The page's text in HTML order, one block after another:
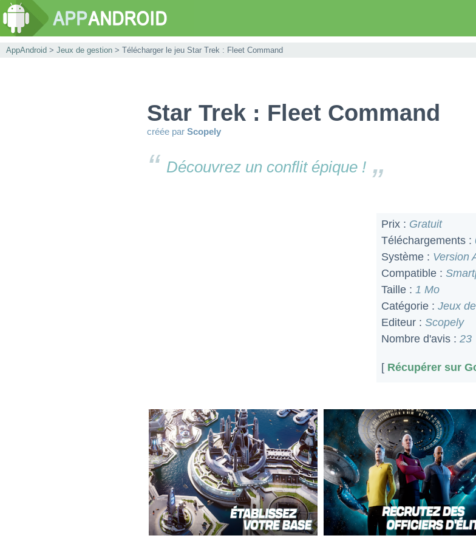
AppAndroid > Jeux de gestion > Télécharger le jeu Star Trek : Fleet Command
Star Trek : Fleet Command
créée par Scopely
Découvrez un conflit épique !
Prix : Gratuit
Téléchargements :
Système : Version
Compatible :
Taille : 1 Mo
Catégorie : Jeux
Editeur : Scopely
Nombre d'avis : 23
[ Récupérer sur